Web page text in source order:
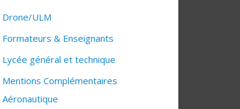
Drone/ULM
Formateurs & Enseignants
Lycée général et technique
Mentions Complémentaires
Aéronautique